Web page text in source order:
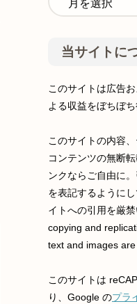
当サイトに
このサイトは広告
よる収益をぼちぼち
このサイトの内容
コンテンツの無断
ンクならご自由に
を表記するように
イトへの引用を厳
copying and
text and images
このサイトは
り、Google のプラ